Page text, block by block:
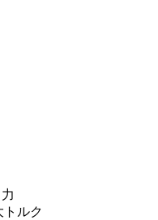
トルク